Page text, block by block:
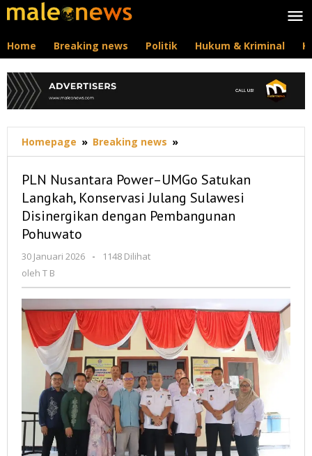
Lewati
ke
Home Breaking news Politik Hukum & Kriminal
Homepage » Breaking news »
Nusantara
UMGo
Satukan
Langkah,
dengan
Pembangunan
Pohuwato
PLN Nusantara Power–UMGo Satukan
Langkah, Konservasi Julang Sulawesi
Disinergikan dengan Pembangunan
Pohuwato
30 Januari 2026
oleh
-
1148 Dilihat
oleh T B